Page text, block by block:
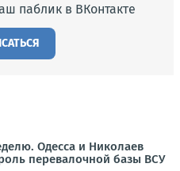
паблик в ВКонтакте
Одесса и Николаев
перевалочной базы ВСУ